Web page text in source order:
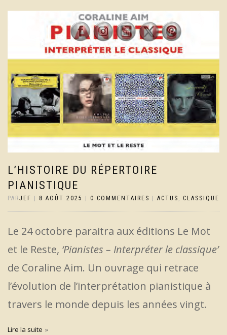
L’HISTOIRE DU RÉPERTOIRE
PIANISTIQUE
PARJEF | 8 AOÛT 2025 | 0 COMMENTAIRES | ACTUS CLASSIQUE
Le 24 octobre paraitra aux éditions Le Mot
et le Reste, ‘Pianistes – Interpréter le classique’
de Coraline Aim. Un ouvrage qui retrace
l’évolution de l’interprétation pianistique à
travers le monde depuis les années vingt.
Lire la suite